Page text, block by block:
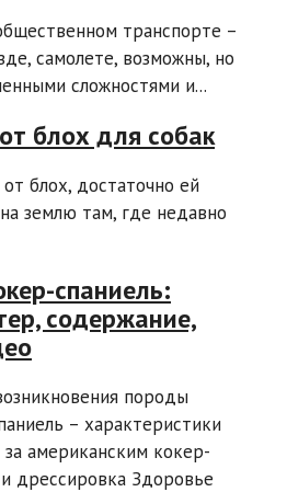
транспорте –
самолете, возможны, но
сложностями и...
блох для собак
блох, достаточно ей
землю там, где недавно
спаниель:
содержание,
породы
– характеристики
американским кокер-
дрессировка Здоровье